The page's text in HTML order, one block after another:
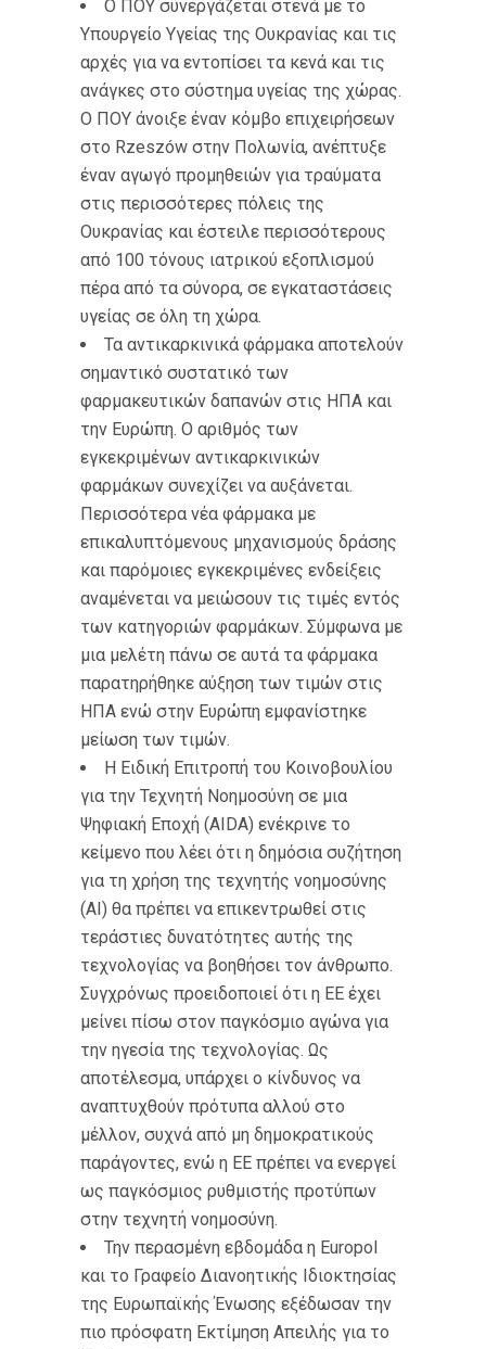
Ο ΠΟΥ συνεργάζεται στενά με το
Υπουργείο Υγείας της Ουκρανίας και τις
αρχές για να εντοπίσει τα κενά και τις
ανάγκες στο σύστημα υγείας της χώρας.
Ο ΠΟΥ άνοιξε έναν κόμβο επιχειρήσεων
στο Rzeszów στην Πολωνία, ανέπτυξε
έναν αγωγό προμηθειών για τραύματα
στις περισσότερες πόλεις της
Ουκρανίας και έστειλε περισσότερους
από 100 τόνους ιατρικού εξοπλισμού
πέρα από τα σύνορα, σε εγκαταστάσεις
υγείας σε όλη τη χώρα.
Τα αντικαρκινικά φάρμακα αποτελούν
σημαντικό συστατικό των
φαρμακευτικών δαπανών στις ΗΠΑ και
την Ευρώπη. Ο αριθμός των
εγκεκριμένων αντικαρκινικών
φαρμάκων συνεχίζει να αυξάνεται.
Περισσότερα νέα φάρμακα με
επικαλυπτόμενους μηχανισμούς δράσης
και παρόμοιες εγκεκριμένες ενδείξεις
αναμένεται να μειώσουν τις τιμές εντός
των κατηγοριών φαρμάκων. Σύμφωνα με
μια μελέτη πάνω σε αυτά τα φάρμακα
παρατηρήθηκε αύξηση των τιμών στις
ΗΠΑ ενώ στην Ευρώπη εμφανίστηκε
μείωση των τιμών.
Η Ειδική Επιτροπή του Κοινοβουλίου
για την Τεχνητή Νοημοσύνη σε μια
Ψηφιακή Εποχή (AIDA) ενέκρινε το
κείμενο που λέει ότι η δημόσια συζήτηση
για τη χρήση της τεχνητής νοημοσύνης
(AI) θα πρέπει να επικεντρωθεί στις
τεράστιες δυνατότητες αυτής της
τεχνολογίας να βοηθήσει τον άνθρωπο.
Συγχρόνως προειδοποιεί ότι η ΕΕ έχει
μείνει πίσω στον παγκόσμιο αγώνα για
την ηγεσία της τεχνολογίας. Ως
αποτέλεσμα, υπάρχει ο κίνδυνος να
αναπτυχθούν πρότυπα αλλού στο
μέλλον, συχνά από μη δημοκρατικούς
παράγοντες, ενώ η ΕΕ πρέπει να ενεργεί
ως παγκόσμιος ρυθμιστής προτύπων
στην τεχνητή νοημοσύνη.
Την περασμένη εβδομάδα η Europol
και το Γραφείο Διανοητικής Ιδιοκτησίας
της Ευρωπαϊκής Ένωσης εξέδωσαν την
πιο πρόσφατη Εκτίμηση Απειλής για το